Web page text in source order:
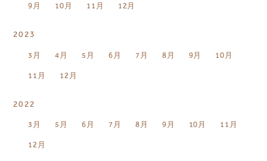
9月 10月 11月 12月
2023
3月 4月 5月 6月 7月 8月 9月 10月
11月 12月
2022
3月 5月 6月 7月 8月 9月 10月 11月
12月